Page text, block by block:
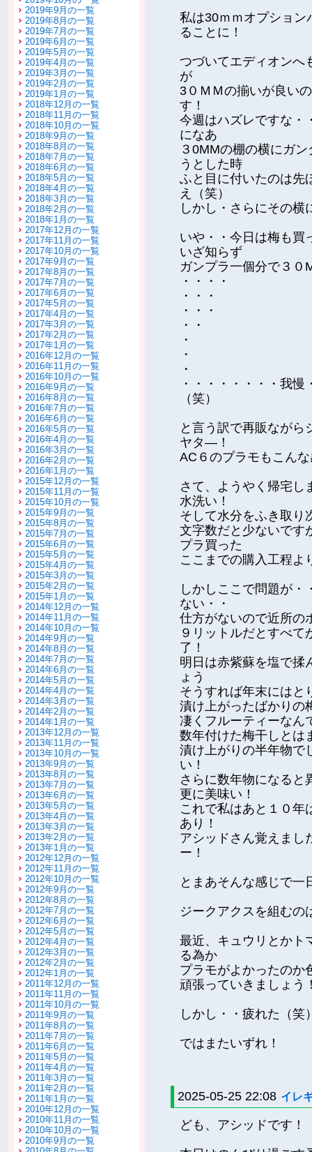
2019年9月の一覧
2019年8月の一覧
2019年7月の一覧
2019年6月の一覧
2019年5月の一覧
2019年4月の一覧
2019年3月の一覧
2019年2月の一覧
2019年1月の一覧
2018年12月の一覧
2018年11月の一覧
2018年10月の一覧
2018年9月の一覧
2018年8月の一覧
2018年7月の一覧
2018年6月の一覧
2018年5月の一覧
2018年4月の一覧
2018年3月の一覧
2018年2月の一覧
2018年1月の一覧
2017年12月の一覧
2017年11月の一覧
2017年10月の一覧
2017年9月の一覧
2017年8月の一覧
2017年7月の一覧
2017年6月の一覧
2017年5月の一覧
2017年4月の一覧
2017年3月の一覧
2017年2月の一覧
2017年1月の一覧
2016年12月の一覧
2016年11月の一覧
2016年10月の一覧
2016年9月の一覧
2016年8月の一覧
2016年7月の一覧
2016年6月の一覧
2016年5月の一覧
2016年4月の一覧
2016年3月の一覧
2016年2月の一覧
2016年1月の一覧
2015年12月の一覧
2015年11月の一覧
2015年10月の一覧
2015年9月の一覧
2015年8月の一覧
2015年7月の一覧
2015年6月の一覧
2015年5月の一覧
2015年4月の一覧
2015年3月の一覧
2015年2月の一覧
2015年1月の一覧
2014年12月の一覧
2014年11月の一覧
2014年10月の一覧
2014年9月の一覧
2014年8月の一覧
2014年7月の一覧
2014年6月の一覧
2014年5月の一覧
2014年4月の一覧
2014年3月の一覧
2014年2月の一覧
2014年1月の一覧
2013年12月の一覧
2013年11月の一覧
2013年10月の一覧
2013年9月の一覧
2013年8月の一覧
2013年7月の一覧
2013年6月の一覧
2013年5月の一覧
2013年4月の一覧
2013年3月の一覧
2013年2月の一覧
2013年1月の一覧
2012年12月の一覧
2012年11月の一覧
2012年10月の一覧
2012年9月の一覧
2012年8月の一覧
2012年7月の一覧
2012年6月の一覧
2012年5月の一覧
2012年4月の一覧
2012年3月の一覧
2012年2月の一覧
2012年1月の一覧
2011年12月の一覧
2011年11月の一覧
2011年10月の一覧
2011年9月の一覧
2011年8月の一覧
2011年7月の一覧
2011年6月の一覧
2011年5月の一覧
2011年4月の一覧
2011年3月の一覧
2011年2月の一覧
2011年1月の一覧
2010年12月の一覧
2010年11月の一覧
2010年10月の一覧
2010年9月の一覧
私は30ｍｍオプション
ることに！
つづいてエディオンへ
が
3０ＭＭの揃いが良い
す！
今週はハズレですな・
になあ
３0MMの棚の横にガ
うとした時
ふと目に付いたのは先
え（笑）
しかし・さらにその横
いや・・今日は梅も買
いざ知らず
ガンプラ一個分で３０
・・・・
・・・
・・・
・・
・
・
・
・・・・・・・・我
（笑）
と言う訳で再販ながら
ヤタ―！
AC６のプラモもこん
さて、ようやく帰宅し
水洗い！
そして水分をふき取り
文字数だと少ないです
プラ買った
ここまでの購入工程よ
しかしここで問題が・
ない・・
仕方がないので近所の
９リットルだとすべて
了！
明日は赤紫蘇を塩で揉
ょう
そうすれば年末にはと
漬け上がったばかりの
凄くフルーティーなん
数年付けた梅干しとは
漬け上がりの半年物で
い！
さらに数年物になると
更に美味い！
これで私はあと１０年
あり！
アシッドさん覚えまし
ー！
とまあそんな感じで一
ジークアクスを組むの
最近、キュウリとかト
る為か
プラモがよかったのか
頑張っていきましょう
しかし・・疲れた（笑
ではまたいずれ！
2025-05-25 22:08 イレ
ども、アシッドです！